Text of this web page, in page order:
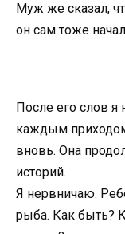
Муж же сказал,
он сам тоже
После его слов я
каждым
вновь. Она
историй.
Я нервничаю.
рыба. Как быть?